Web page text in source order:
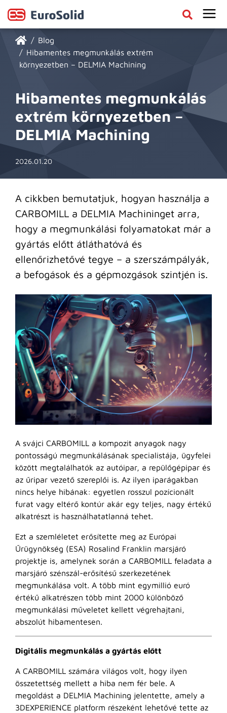
Blog
Hibamentes megmunkálás extrém
környezetben – DELMIA Machining
Hibamentes megmunkálás
extrém környezetben –
DELMIA Machining
2026.01.20
A cikkben bemutatjuk, hogyan használja a
CARBOMILL a DELMIA Machininget arra,
hogy a megmunkálási folyamatokat már a
gyártás előtt átláthatóvá és
ellenőrizhetővé tegye – a szerszámpályák,
a befogások és a gépmozgások szintjén is.
A svájci CARBOMILL a kompozit anyagok nagy
pontosságú megmunkálásának specialistája, ügyfelei
között megtalálhatók az autóipar, a repülőgépipar és
az űripar vezető szereplői is. Az ilyen iparágakban
nincs helye hibának: egyetlen rosszul pozícionált
furat vagy eltérő kontúr akár egy teljes, nagy értékű
alkatrészt is használhatatlanná tehet.
Ezt a szemléletet erősítette meg az Európai
Űrügynökség (ESA) Rosalind Franklin marsjáró
projektje is, amelynek során a CARBOMILL feladata a
marsjáró szénszál-erősítésű szerkezetének
megmunkálása volt. A több mint egymillió euró
értékű alkatrészen több mint 2000 különböző
megmunkálási műveletet kellett végrehajtani,
abszolút hibamentesen.
Digitális megmunkálás a gyártás előtt
A CARBOMILL számára világos volt, hogy ilyen
összetettség mellett a hiba nem fér bele. A
megoldást a DELMIA Machining jelentette, amely a
3DEXPERIENCE platform részeként lehetővé tette az